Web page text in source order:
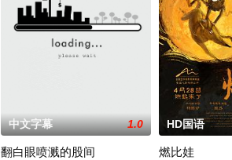
中文字幕 1.0
翻白眼喷溅的股间
HD国语
燃比娃